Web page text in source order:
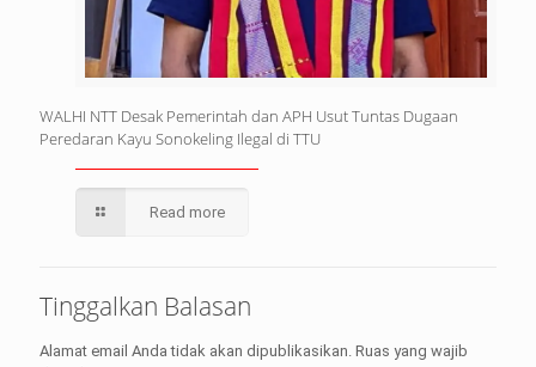
WALHI NTT Desak Pemerintah dan APH Usut Tuntas Dugaan
Peredaran Kayu Sonokeling Ilegal di TTU
Read more
Tinggalkan Balasan
Alamat email Anda tidak akan dipublikasikan. Ruas yang wajib